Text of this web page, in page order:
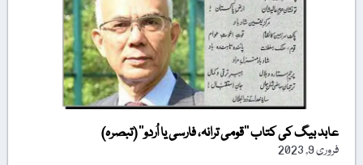
عابد بیگ کی کتاب ’’قومی ترانہ، فارسی یا اُردو‘‘ (تبصرہ)
فروری 9, 2023